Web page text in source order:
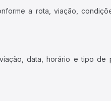
a rota, viação,
data, horário e tipo